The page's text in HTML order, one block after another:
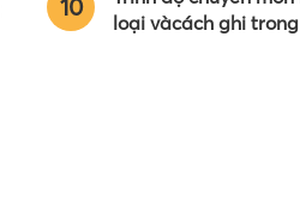
10
loại vàcách ghi